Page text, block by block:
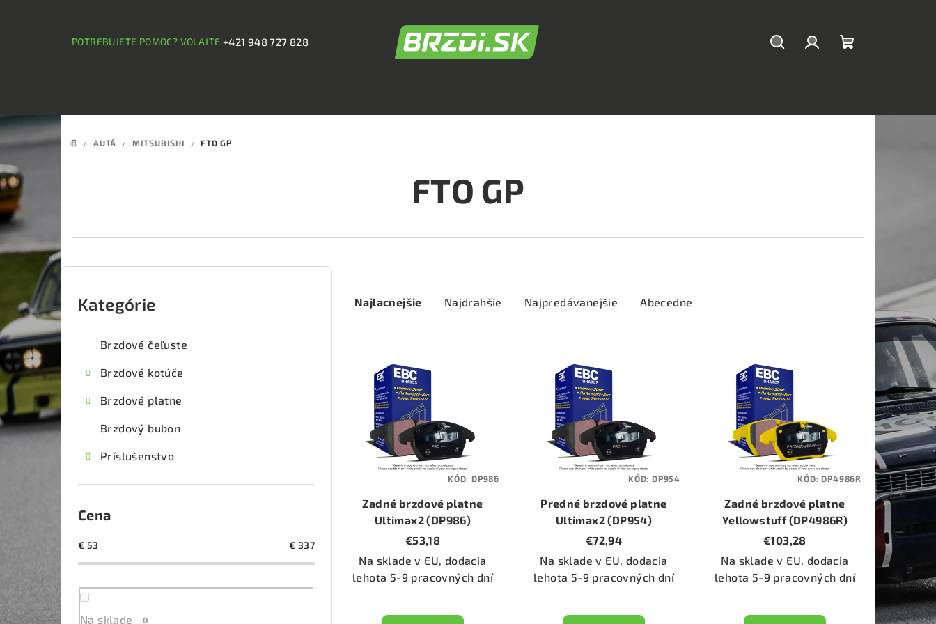
POTREBUJETE POMOC? VOLAJTE:+421 948 727 828
DOMOV
/ AUTÁ / MITSUBISHI / FTO GP
FTO GP
B
o
č
ý
p
a
Preskočiť
kategórie
Kategórie
Brzdové čeľuste
Brzdové kotúče
Brzdové platne
Brzdový bubon
Príslušenstvo
Cena
€ 53 € 337
Na sklade 0
a
u
Najlacnejšie Najdrahšie Najpredávanejšie Abecedne
d
Zadné brzdové platne
Ultimax2 (DP986)
€53,18
Na sklade v EU, dodacia
lehota 5-9 pracovných dní
KÓD: DP986
Predné brzdové platne
Ultimax2 (DP954)
€72,94
Na sklade v EU, dodacia
lehota 5-9 pracovných dní
KÓD: DP954
Zadné brzdové platne
Yellowstuff (DP4986R)
€103,28
Na sklade v EU, dodacia
lehota 5-9 pracovných dní
KÓD:DP4986R